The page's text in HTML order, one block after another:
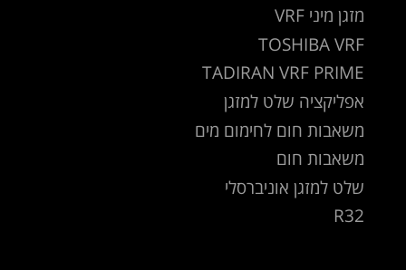
מזגן מיני VRF
TOSHIBA VRF
TADIRAN VRF PRIME
אפליקציה שלט למזגן
משאבות חום לחימום מים
משאבות חום
שלט למזגן אוניברסלי
R32